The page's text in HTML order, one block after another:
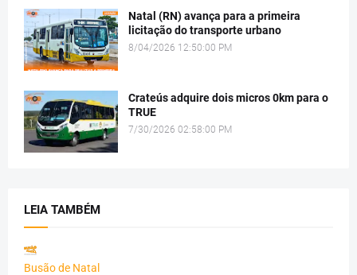
Natal (RN) avança para a primeira
licitação do transporte urbano
8/04/2026 12:50:00 PM
Crateús adquire dois micros 0km para o
TRUE
7/30/2026 02:58:00 PM
LEIA TAMBÉM
Busão de Natal